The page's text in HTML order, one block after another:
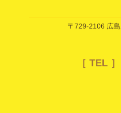
〒729-2106 広
［ TEL ］